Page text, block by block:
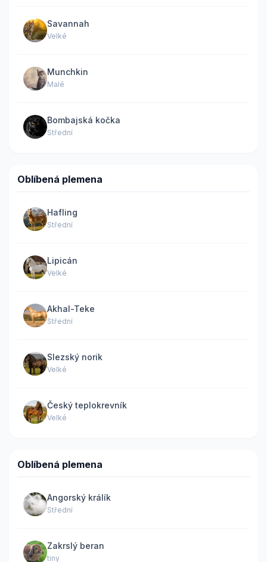
Savannah
Velké
Munchkin
Malé
Bombajská kočka
Střední
Oblíbená plemena
Hafling
Střední
Lipicán
Velké
Akhal-Teke
Střední
Slezský norik
Velké
Český teplokrevník
Velké
Oblíbená plemena
Angorský králík
Střední
Zakrslý beran
tiny